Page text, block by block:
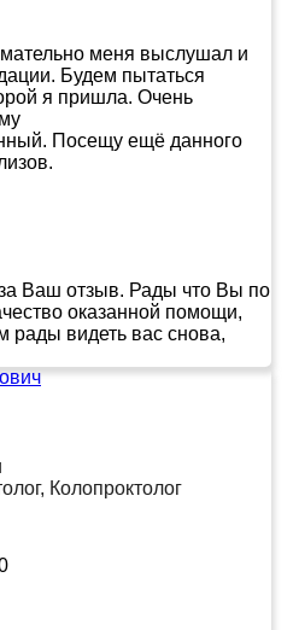
меня выслушал и
Будем пытаться
я пришла. Очень
Посещу ещё данного
Ваш отзыв. Рады что Вы по
оказанной помощи,
рады видеть вас снова,
Колопроктолог